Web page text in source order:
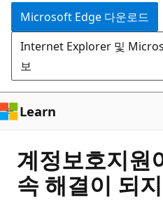
건
너
뛰
기
Microsoft Edge 다운로드
Internet Explorer 및
보
Learn
계정보호지원
속 해결이 되